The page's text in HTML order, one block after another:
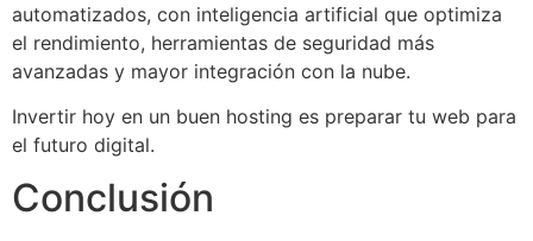
automatizados, con inteligencia artificial que optimiza
el rendimiento, herramientas de seguridad más
avanzadas y mayor integración con la nube.
Invertir hoy en un buen hosting es preparar tu web para
el futuro digital.
Conclusión